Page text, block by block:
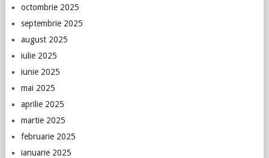
octombrie 2025
septembrie 2025
august 2025
iulie 2025
iunie 2025
mai 2025
aprilie 2025
martie 2025
februarie 2025
ianuarie 2025